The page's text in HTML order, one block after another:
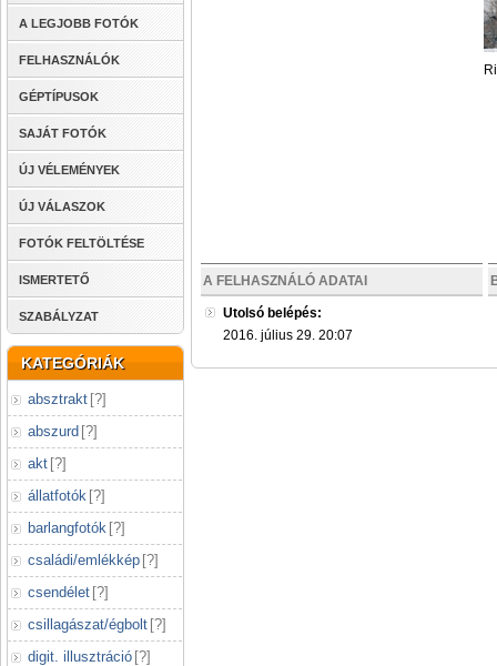
A LEGJOBB FOTÓK
FELHASZNÁLÓK
GÉPTÍPUSOK
SAJÁT FOTÓK
ÚJ VÉLEMÉNYEK
ÚJ VÁLASZOK
FOTÓK FELTÖLTÉSE
ISMERTETŐ
SZABÁLYZAT
KATEGÓRIÁK
absztrakt [?]
abszurd [?]
akt [?]
állatfotók [?]
barlangfotók [?]
családi/emlékkép [?]
csendélet [?]
csillagászat/égbolt [?]
digit. illusztráció [?]
A FELHASZNÁLÓ ADATAI
Utolsó belépés:
2016. július 29. 20:07